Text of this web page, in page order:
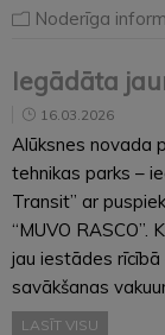
Noderīga
Iegādāta
16.03.2026
Alūksnes novada
tehnikas parks –
Transit” ar
“MUVO
jau iestādes rīcībā
savākšanas
LASĪT VISU